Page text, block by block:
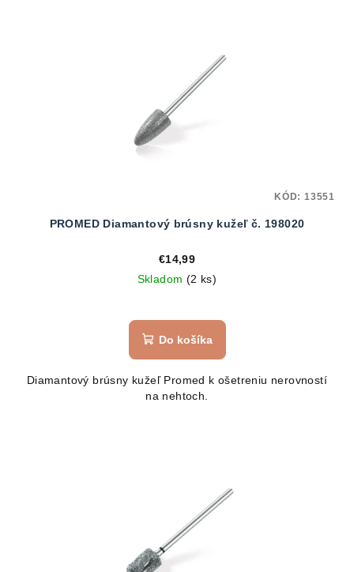
PROMED Diamantový brúsny kužeľ č. 198020
€14,99
Skladom (2 ks)
Do košíka
Diamantový brúsny kužeľ Promed k ošetreniu nerovností
na nehtoch.
KÓD: 13551